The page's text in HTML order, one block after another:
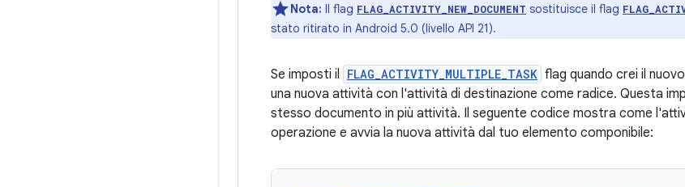
Nota: Il flag FLAG_ACTIVITY_NEW_DOCUMENT sostituisce il flag
stato ritirato in Android 5.0 (livello API 21).
Se imposti il FLAG_ACTIVITY_MULTIPLE_TASK flag quando crei il
una nuova attività con l'attività di destinazione come radice. Questa
stesso documento in più attività. Il seguente codice mostra come
operazione e avvia la nuova attività dal tuo elemento componibile: